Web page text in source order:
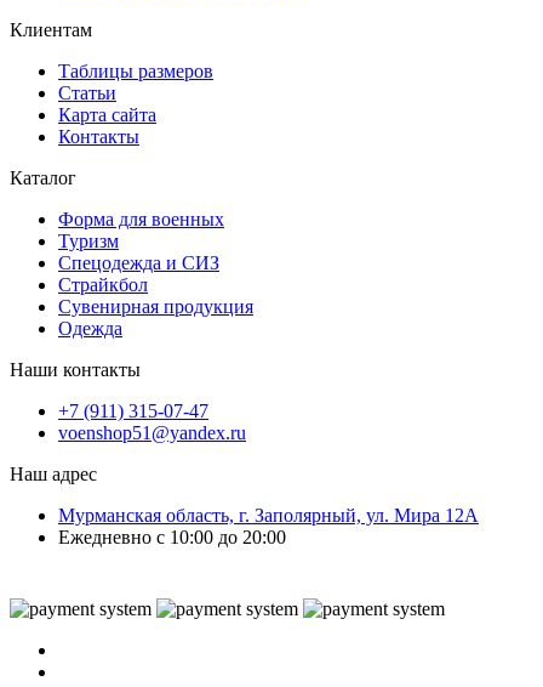
Клиентам
Таблицы размеров
Статьи
Карта сайта
Контакты
Каталог
Форма для военных
Туризм
Спецодежда и СИЗ
Страйкбол
Сувенирная продукция
Одежда
Наши контакты
+7 (911) 315-07-47
voenshop51@yandex.ru
Наш адрес
Мурманская область, г. Заполярный, ул. Мира 12А
Ежедневно с 10:00 до 20:00